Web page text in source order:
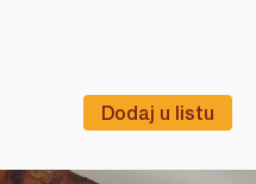
Dodaj u listu